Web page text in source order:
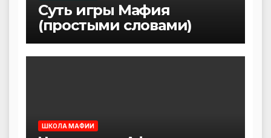
Суть игры Мафия
(простыми словами)
ШКОЛА МАФИИ